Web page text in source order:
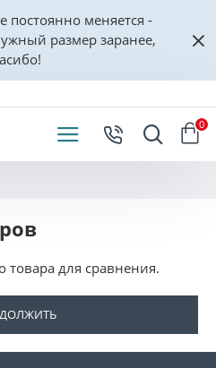
постоянно меняется -
размер заранее,
0
для сравнения.